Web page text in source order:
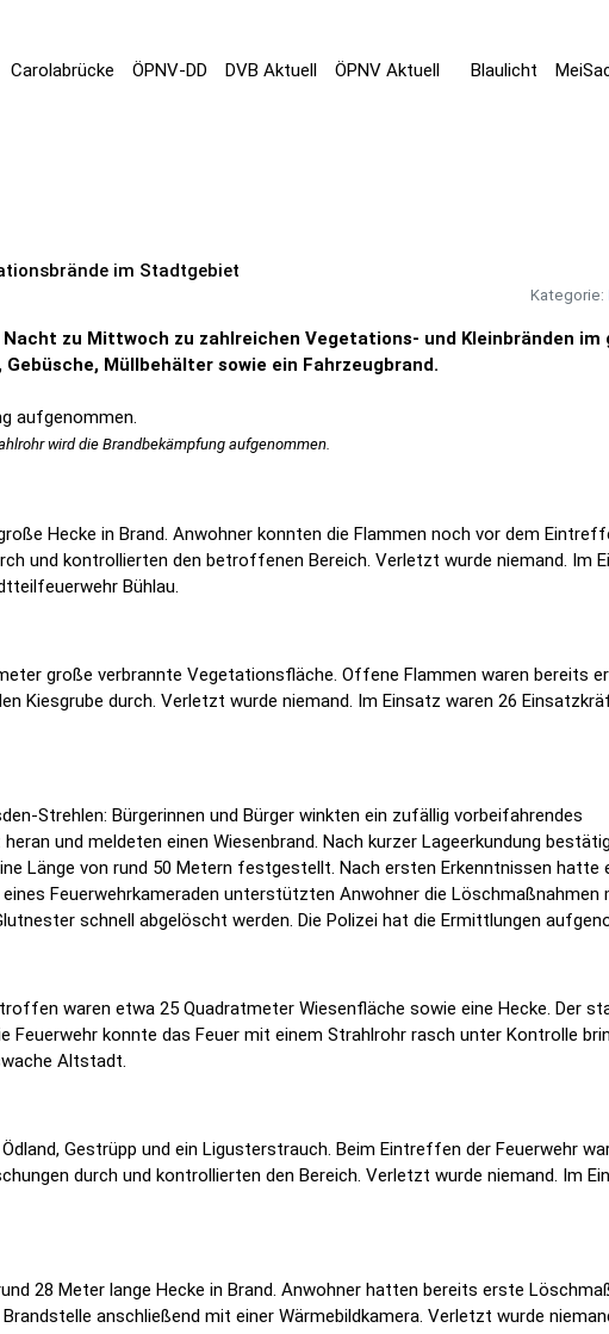
Carolabrücke ÖPNV-DD DVB Aktuell ÖPNV Aktuell Blaulicht
im Stadtgebiet
Kategorie:
zu Mittwoch zu zahlreichen Vegetations- und Kleinbränden im
Müllbehälter sowie ein Fahrzeugbrand.
wird die Brandbekämpfung aufgenommen.
Hecke in Brand. Anwohner konnten die Flammen noch vor dem
und kontrollierten den betroffenen Bereich. Verletzt wurde niemand. Im
Bühlau.
große verbrannte Vegetationsfläche. Offene Flammen waren bereits
Kiesgrube durch. Verletzt wurde niemand. Im Einsatz waren 26
Strehlen: Bürgerinnen und Bürger winkten ein zufällig vorbeifahrendes
und meldeten einen Wiesenbrand. Nach kurzer Lageerkundung
Länge von rund 50 Metern festgestellt. Nach ersten Erkenntnissen hatte
Feuerwehrkameraden unterstützten Anwohner die Löschmaßnahmen
schnell abgelöscht werden. Die Polizei hat die Ermittlungen
waren etwa 25 Quadratmeter Wiesenfläche sowie eine Hecke. Der
Feuerwehr konnte das Feuer mit einem Strahlrohr rasch unter Kontrolle
Altstadt.
Gestrüpp und ein Ligusterstrauch. Beim Eintreffen der Feuerwehr
durch und kontrollierten den Bereich. Verletzt wurde niemand. Im
28 Meter lange Hecke in Brand. Anwohner hatten bereits erste
anschließend mit einer Wärmebildkamera. Verletzt wurde